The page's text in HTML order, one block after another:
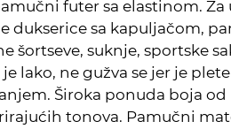
futer sa elastinom.
dukserice sa kapuljačom,
šortseve, suknje, sportske
lako, ne gužva se jer je
Široka ponuda boja od
tonova. Pamučni